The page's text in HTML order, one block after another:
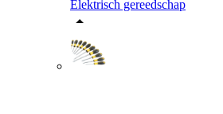
Elektrisch gereedschap